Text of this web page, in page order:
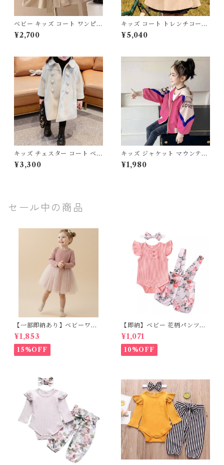
ベビー キッズ コート ワンピジ
ャケット 襟付き フリル リボン
フレア ボタン 膝丈 子供服 女
40cm
¥2,700
キッズ コート トレンチコート
襟付き ポケット ボタン 膝丈
フレア 子供服 女の子 男の子
130 140 150 160cm
¥5,040
キッズ チェスター コート ベビ
ー ダブルブレスト 襟付き ポケ
ット ボタン 膝丈 子供服 女の
¥3,300
キッズ ジャケット マウンテン
パーカー フード付き ジッパー
ポケット 子ども服 女の子 男の
¥1,980
セール中の商品
【一部即納あり】ベビーワン
ピース 星柄ラメ チュール ベビ
ー服 写真撮影 子供服 フリル
チュール 女の子 秋冬 春服 セ
レモニードレス 新生児 お宮参
0 80 90 100 110cm
¥1,853
15%OFF
【即納】ベビー 花柄パンツ&
フリルロンパースset＋ヘッド
バンド 3点セット☆女の子 フ
ェミニン 90㎝
¥1,071
10%OFF